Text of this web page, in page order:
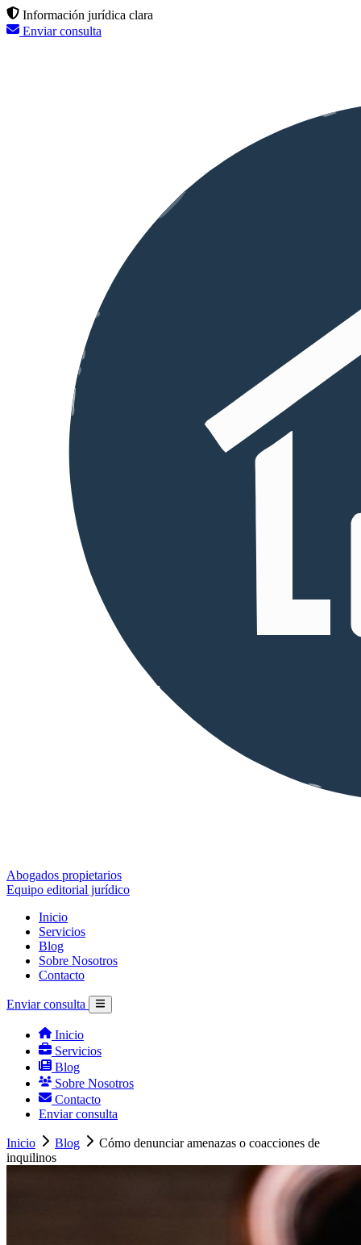
Información jurídica clara
Enviar consulta
Abogados propietarios
Equipo editorial jurídico
Inicio
Servicios
Blog
Sobre Nosotros
Contacto
Enviar consulta
Inicio
Servicios
Blog
Sobre Nosotros
Contacto
Enviar consulta
Inicio Blog
Cómo denunciar amenazas o coacciones de
inquilinos